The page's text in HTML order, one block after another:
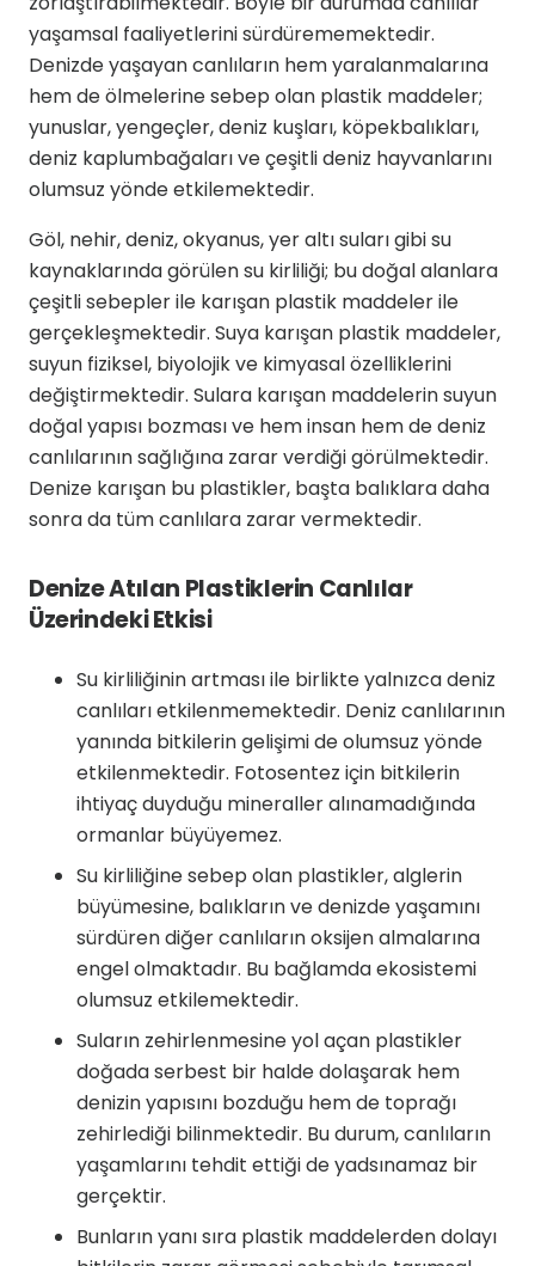
yaşamsal faaliyetlerini sürdürememektedir.
Denizde yaşayan canlıların hem yaralanmalarına
hem de ölmelerine sebep olan plastik maddeler;
yunuslar, yengeçler, deniz kuşları, köpekbalıkları,
deniz kaplumbağaları ve çeşitli deniz hayvanlarını
olumsuz yönde etkilemektedir.
Göl, nehir, deniz, okyanus, yer altı suları gibi su
kaynaklarında görülen su kirliliği; bu doğal alanlara
çeşitli sebepler ile karışan plastik maddeler ile
gerçekleşmektedir. Suya karışan plastik maddeler,
suyun fiziksel, biyolojik ve kimyasal özelliklerini
değiştirmektedir. Sulara karışan maddelerin suyun
doğal yapısı bozması ve hem insan hem de deniz
canlılarının sağlığına zarar verdiği görülmektedir.
Denize karışan bu plastikler, başta balıklara daha
sonra da tüm canlılara zarar vermektedir.
Denize Atılan Plastiklerin Canlılar
Üzerindeki Etkisi
Su kirliliğinin artması ile birlikte yalnızca deniz
canlıları etkilenmemektedir. Deniz canlılarının
yanında bitkilerin gelişimi de olumsuz yönde
etkilenmektedir. Fotosentez için bitkilerin
ihtiyaç duyduğu mineraller alınamadığında
ormanlar büyüyemez.
Su kirliliğine sebep olan plastikler, alglerin
büyümesine, balıkların ve denizde yaşamını
sürdüren diğer canlıların oksijen almalarına
engel olmaktadır. Bu bağlamda ekosistemi
olumsuz etkilemektedir.
Suların zehirlenmesine yol açan plastikler
doğada serbest bir halde dolaşarak hem
denizin yapısını bozduğu hem de toprağı
zehirlediği bilinmektedir. Bu durum, canlıların
yaşamlarını tehdit ettiği de yadsınamaz bir
gerçektir.
Bunların yanı sıra plastik maddelerden dolayı